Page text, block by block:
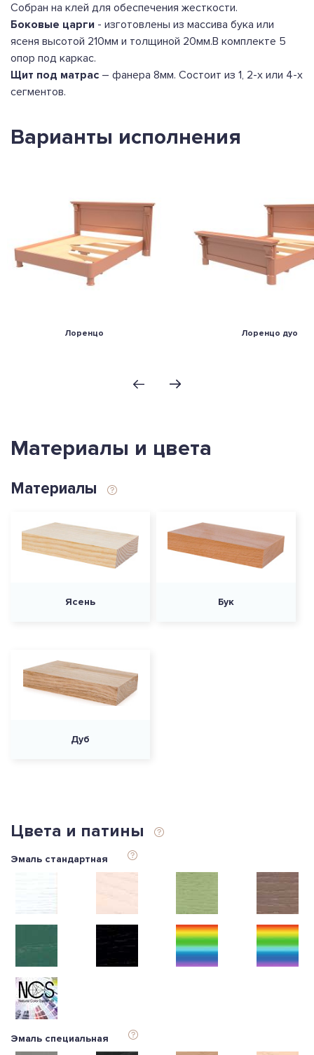
Собран на клей для обеспечения жесткости.
Боковые царги - изготовлены из массива бука или
ясеня высотой 210мм и толщиной 20мм.В комплекте 5
опор под каркас.
Щит под матрас – фанера 8мм. Состоит из 1, 2-х или 4-х
сегментов.
Варианты исполнения
Лоренцо Лоренцо дуо
Материалы и цвета
Материалы
Ясень Бук
Дуб
Цвета и патины
Эмаль стандартная
Эмаль специальная